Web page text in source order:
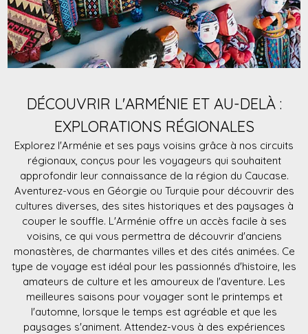
DÉCOUVRIR L'ARMÉNIE ET AU-DELÀ :
EXPLORATIONS RÉGIONALES
Explorez l'Arménie et ses pays voisins grâce à nos circuits
régionaux, conçus pour les voyageurs qui souhaitent
approfondir leur connaissance de la région du Caucase.
Aventurez-vous en Géorgie ou Turquie pour découvrir des
cultures diverses, des sites historiques et des paysages à
couper le souffle. L'Arménie offre un accès facile à ses
voisins, ce qui vous permettra de découvrir d'anciens
monastères, de charmantes villes et des cités animées. Ce
type de voyage est idéal pour les passionnés d'histoire, les
amateurs de culture et les amoureux de l'aventure. Les
meilleures saisons pour voyager sont le printemps et
l'automne, lorsque le temps est agréable et que les
paysages s'animent. Attendez-vous à des expériences